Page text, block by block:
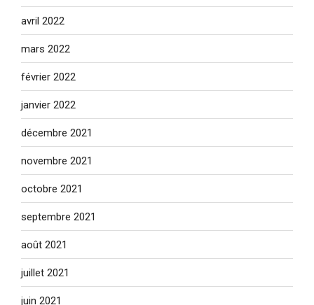
avril 2022
mars 2022
février 2022
janvier 2022
décembre 2021
novembre 2021
octobre 2021
septembre 2021
août 2021
juillet 2021
juin 2021